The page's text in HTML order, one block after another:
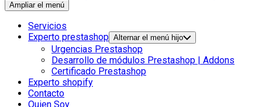
Ampliar el menú
Servicios
Experto prestashop Alternar el menú hijo
Urgencias Prestashop
Desarrollo de módulos Prestashop | Addons
Certificado Prestashop
Experto shopify
Contacto
Quien Soy